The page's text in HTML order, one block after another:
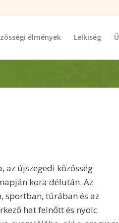
élmények Lelkiség
az újszegedi közösség
kora délután. Az
sportban, túrában és az
hat felnőtt és nyolc